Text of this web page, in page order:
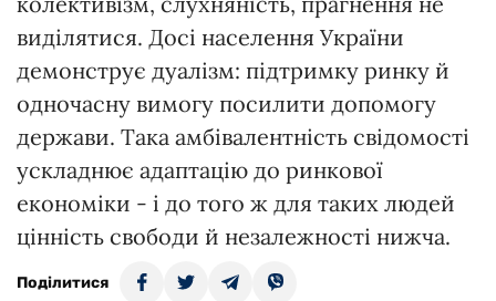
виділятися. Досі населення України
демонструє дуалізм: підтримку ринку й
одночасну вимогу посилити допомогу
держави. Така амбівалентність свідомості
ускладнює адаптацію до ринкової
економіки - і до того ж для таких людей
цінність свободи й незалежності нижча.
Поділитися